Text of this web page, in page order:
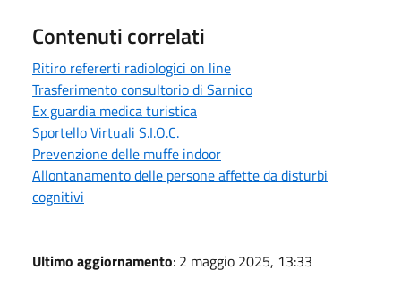
Contenuti correlati
Ritiro refererti radiologici on line
Trasferimento consultorio di Sarnico
Ex guardia medica turistica
Sportello Virtuali S.I.O.C.
Prevenzione delle muffe indoor
Allontanamento delle persone affette da disturbi
cognitivi
Ultimo aggiornamento: 2 maggio 2025, 13:33